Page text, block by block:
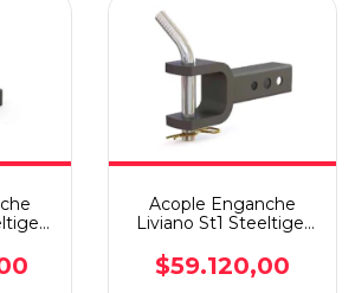
Acople Enganche
Liviano St1 Steeltiger
$59.120,00